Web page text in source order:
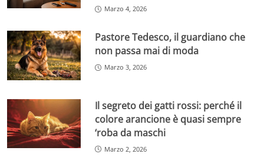
Marzo 4, 2026
Pastore Tedesco, il guardiano che
non passa mai di moda
Marzo 3, 2026
Il segreto dei gatti rossi: perché il
colore arancione è quasi sempre
‘roba da maschi
Marzo 2, 2026